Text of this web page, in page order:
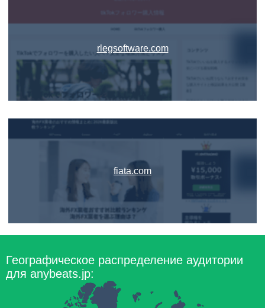
rlegsoftware.com
fiata.com
Географическое распределение аудитории
для anybeats.jp: